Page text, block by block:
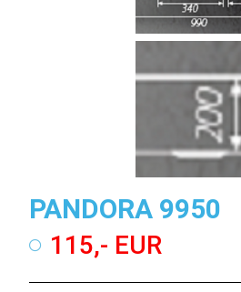
PANDORA 9950
115,- EUR